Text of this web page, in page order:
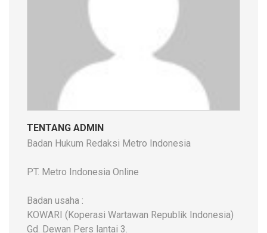
TENTANG ADMIN
Badan Hukum Redaksi Metro Indonesia
PT. Metro Indonesia Online
Badan usaha :
KOWARI (Koperasi Wartawan Republik Indonesia)
Gd. Dewan Pers lantai 3.